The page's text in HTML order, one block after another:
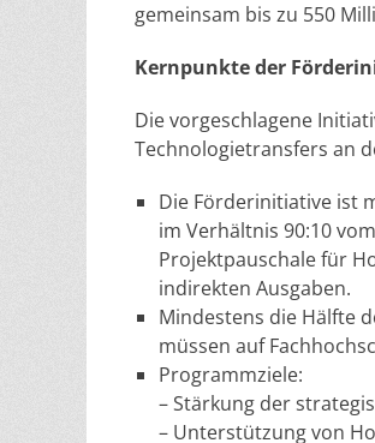
gemeinsam bis zu 550
Kernpunkte der
Die vorgeschlagene
Technologietransfers an
Die Förderinitiative ist
im Verhältnis 90:10
Projektpauschale für
indirekten Ausgaben.
Mindestens die Hälfte
müssen auf
Programmziele:
– Stärkung der
– Unterstützung von